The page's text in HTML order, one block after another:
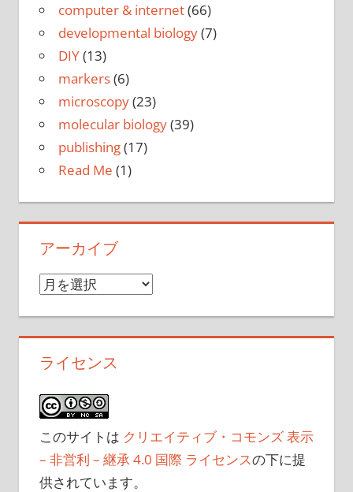
computer & internet(66)
developmental biology(7)
DIY(13)
markers(6)
microscopy(23)
molecular biology(39)
publishing(17)
Read Me (1)
アーカイブ
ア
イ
ブ
ライセンス
このサイトは クリエイティブ・コモンズ 表示
– 非営利 – 継承 4.0 国際 ライセンスの下に提
供されています。